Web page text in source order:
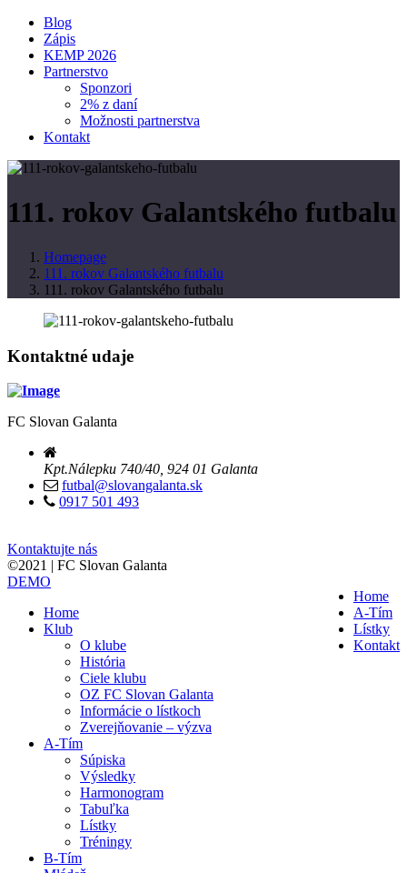
Blog
Zápis
KEMP 2026
Partnerstvo
Sponzori
2% z daní
Možnosti partnerstva
Kontakt
111. rokov Galantského futbalu
Homepage
111. rokov Galantského futbalu
111. rokov Galantského futbalu
Kontaktné udaje
FC Slovan Galanta
Kpt.Nálepku 740/40, 924 01 Galanta
futbal@slovangalanta.sk
0917 501 493
Kontaktujte nás
©2021 | FC Slovan Galanta
Home
A-Tím
Lístky
Kontakt
DEMO
Home
Klub
O klube
História
Ciele klubu
OZ FC Slovan Galanta
Informácie o lístkoch
Zverejňovanie – výzva
A-Tím
Súpiska
Výsledky
Harmonogram
Tabuľka
Lístky
Tréningy
B-Tím